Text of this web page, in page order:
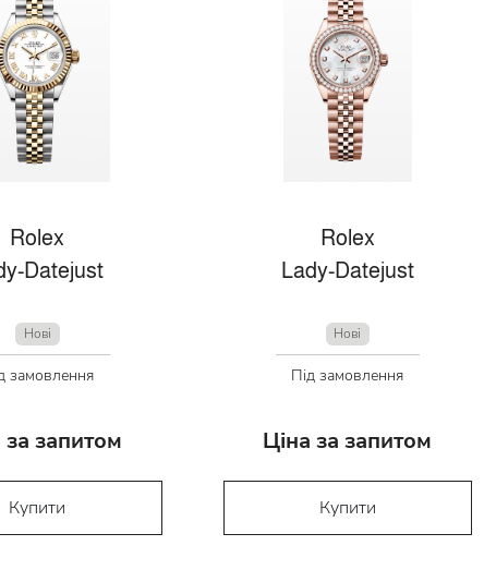
Rolex
Datejust
Нові
замовлення
за запитом
Купити
Rolex
Lady-Datejust
Нові
Під замовлення
Ціна за запитом
Купити